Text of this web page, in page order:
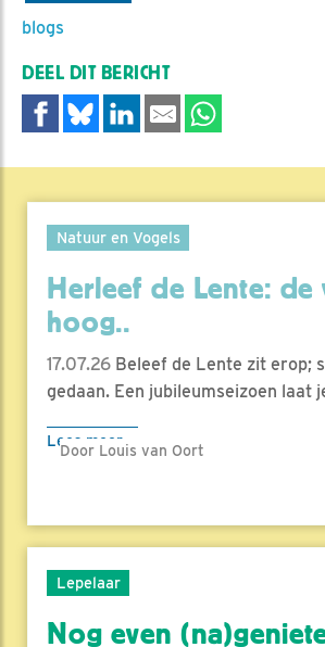
blogs
DEEL DIT BERICHT
Natuur en Vogels
Herleef de Lente: de
hoog..
17.07.26 Beleef de Lente zit erop;
gedaan. Een jubileumseizoen laat
Lees meer
Door Louis van Oort
Lepelaar
Nog even